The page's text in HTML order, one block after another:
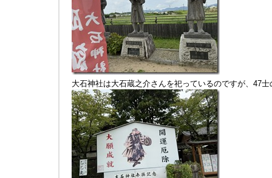
大石神社は大石蔵之介さんを祀っているのですが、47